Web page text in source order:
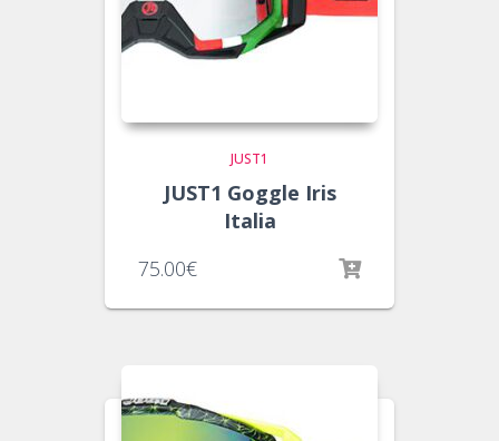
JUST1
JUST1 Goggle Iris
Italia
75.00€